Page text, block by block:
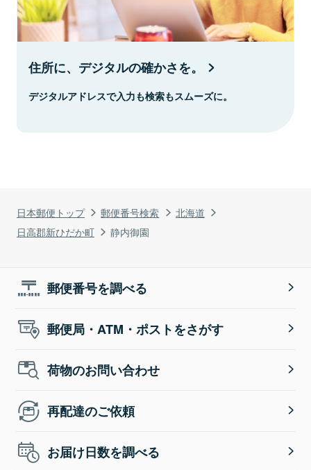
日本郵便トップ 郵便番号検索
北海道
日高郡新ひだか町
静内御園
住所に、デジタルの確かさを。
デジタルアドレスで入力も検索もスムーズに。
郵便番号を調べる
郵便局・ATM・ポストをさがす
荷物のお問い合わせ
再配達のご依頼
お届け日数を調べる